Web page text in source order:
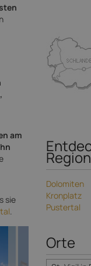
am
sie
.
Region
Dolomiten
Kronplatz
Pustertal
Orte